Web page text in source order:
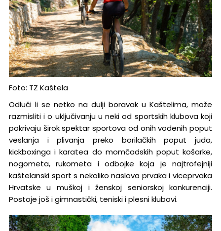
Foto: TZ Kaštela
Odluči li se netko na dulji boravak u Kaštelima, može
razmisliti i o uključivanju u neki od sportskih klubova koji
pokrivaju širok spektar sportova od onih vodenih poput
veslanja i plivanja preko borilačkih poput juda,
kickboxinga i karatea do momčadskih poput košarke,
nogometa, rukometa i odbojke koja je najtrofejniji
kaštelanski sport s nekoliko naslova prvaka i viceprvaka
Hrvatske u muškoj i ženskoj seniorskoj konkurenciji.
Postoje još i gimnastički, teniski i plesni klubovi.